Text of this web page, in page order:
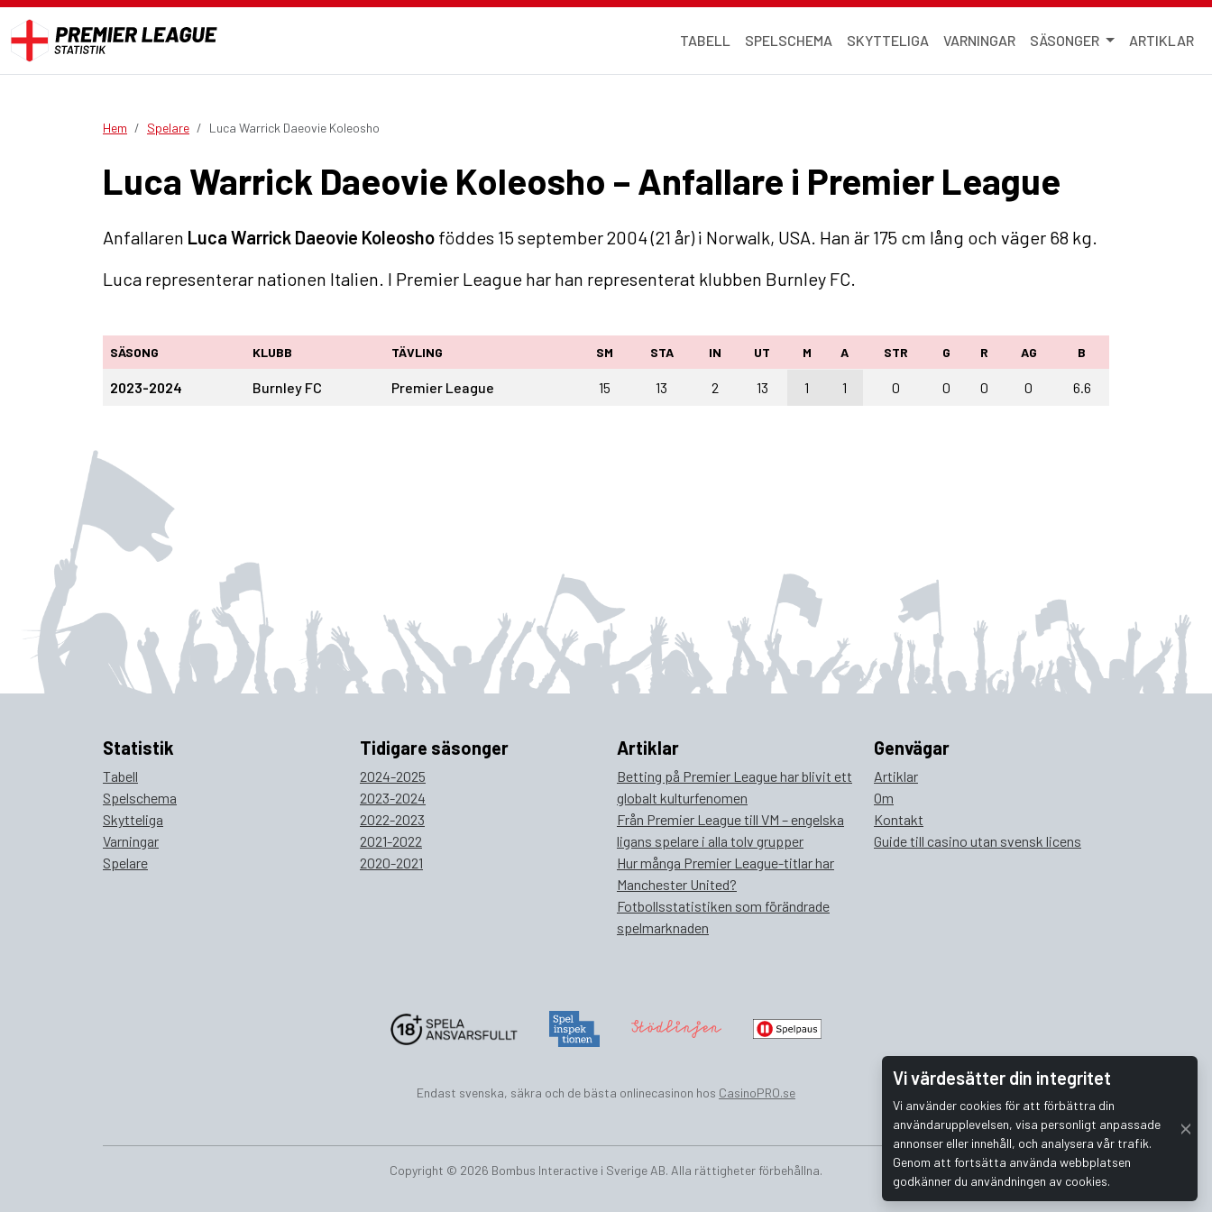
Vi värdesätter din integritet
Vi använder cookies för att förbättra din
användarupplevelsen, visa personligt anpassade
annonser eller innehåll, och analysera vår trafik.
Genom att fortsätta använda webbplatsen
godkänner du användningen av cookies.
TABELL SPELSCHEMA SKYTTELIGA VARNINGAR SÄSONGER ARTIKLAR
Hem Spelare Luca Warrick Daeovie Koleosho
Luca Warrick Daeovie Koleosho – Anfallare i Premier League
Anfallaren Luca Warrick Daeovie Koleosho föddes 15 september 2004 (21 år) i Norwalk, USA. Han är 175 cm lång och väger 68 kg.
Luca representerar nationen Italien. I Premier League har han representerat klubben Burnley FC.
SÄSONG KLUBB TÄVLING SM STA IN UT M A STR G R AG B
2023-2024 Burnley FC Premier League 15 13 2 13 1 1 0 0 0 0 6.6
Statistik
Tabell
Spelschema
Skytteliga
Varningar
Spelare
Tidigare säsonger
2024-2025
2023-2024
2022-2023
2021-2022
2020-2021
Artiklar
Betting på Premier League har blivit ett
globalt kulturfenomen
Från Premier League till VM – engelska
ligans spelare i alla tolv grupper
Hur många Premier League-titlar har
Manchester United?
Fotbollsstatistiken som förändrade
spelmarknaden
Genvägar
Artiklar
Om
Kontakt
Guide till casino utan svensk licens
Endast svenska, säkra och de bästa onlinecasinon hos CasinoPRO.se
Copyright © 2026 Bombus Interactive i Sverige AB. Alla rättigheter förbehållna.